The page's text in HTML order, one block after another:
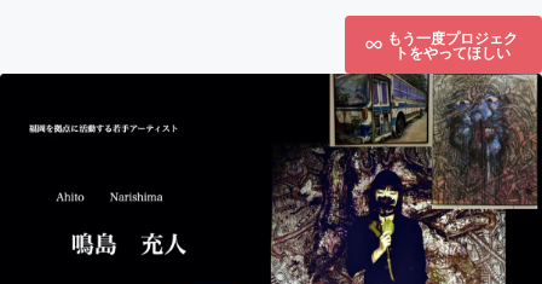
もう一度プロジェク
トをやってほしい